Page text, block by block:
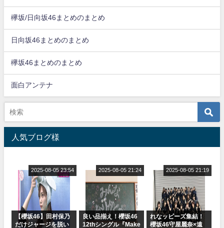
欅坂/日向坂46まとめのまとめ
日向坂46まとめのまとめ
欅坂46まとめのまとめ
面白アンテナ
人気ブログ様
【櫻坂46】田村保乃
だけジャージを脱い
2025-08-05 23:54
良い品揃え！櫻坂46
12thシングル『Make
2025-08-05 21:24
れなッピーズ集結！
櫻坂46守屋麗奈×遠
2025-08-05 21:19